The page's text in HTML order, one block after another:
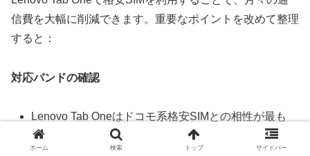
信費を大幅に削減できます。重要なポイントを改めて整理
すると：
対応バンドの確認
Lenovo Tab Oneはドコモ系格安SIMとの相性が最も
良い
ホーム 検索 トップ サイドバー